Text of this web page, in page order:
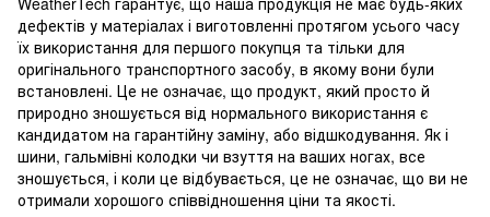
дефектів у матеріалах і виготовленні протягом усього часу
їх використання для першого покупця та тільки для
оригінального транспортного засобу, в якому вони були
встановлені. Це не означає, що продукт, який просто й
природно зношується від нормального використання є
кандидатом на гарантійну заміну, або відшкодування. Як і
шини, гальмівні колодки чи взуття на ваших ногах, все
зношується, і коли це відбувається, це не означає, що ви не
отримали хорошого співвідношення ціни та якості.